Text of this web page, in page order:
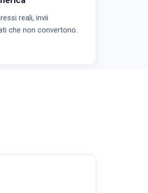
reali, invii
che non convertono.